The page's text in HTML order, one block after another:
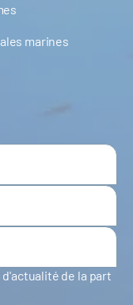
marines
de la part